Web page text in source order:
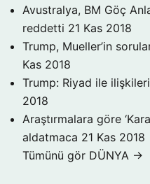
Avustralya, BM Göç
reddetti 21 Kas 2018
Trump, Mueller’in
Kas 2018
Trump: Riyad ile
2018
Araştırmalara göre
aldatmaca 21 Kas 2018
Tümünü gör DÜNYA →